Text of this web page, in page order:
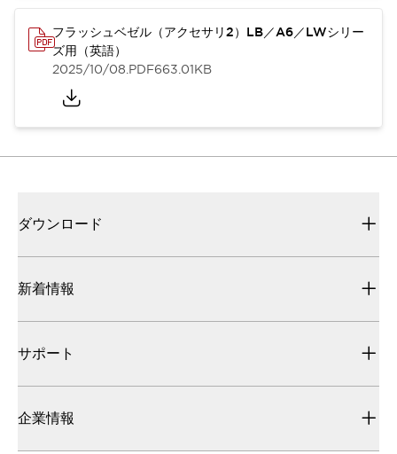
フラッシュベゼル（アクセサリ2）LB／A6／LWシリー
ズ用（英語）
2025/10/08.PDF663.01KB
ダウンロード
新着情報
サポート
企業情報